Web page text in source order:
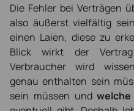
Die Fehler bei Verträgen
also äußerst vielfältig
einen Laien, diese zu
Blick wirkt der
Verbraucher wird
genau enthalten sein
sein müssen undwelche